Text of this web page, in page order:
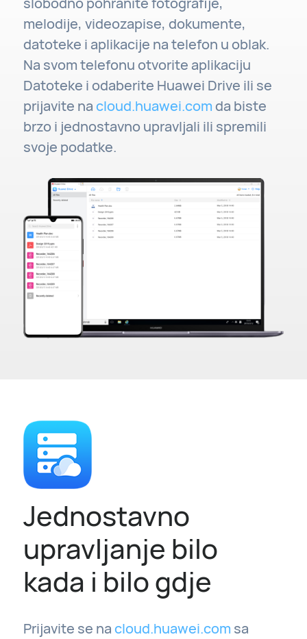
melodije, videozapise, dokumente,
datoteke i aplikacije na telefon u oblak.
Na svom telefonu otvorite aplikaciju
Datoteke i odaberite Huawei Drive ili se
prijavite nacloud.huawei.comda biste
brzo i jednostavno upravljali ili spremili
svoje podatke.
Jednostavno
upravljanje bilo
kada i bilo gdje
Prijavite se nacloud.huawei.com sa